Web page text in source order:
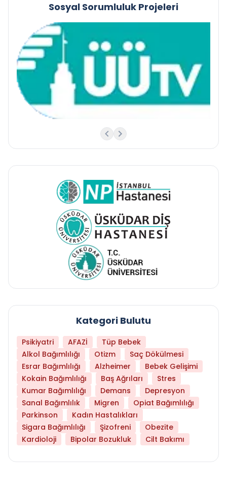
Sosyal Sorumluluk Projeleri
Kategori Bulutu
Psikiyatri AFAZİ
Tüp Bebek
Alkol Bağımlılığı
Otizm
Saç Dökülmesi
Esrar Bağımlılığı
Alzheimer
Bebek Gelişimi
Kokain Bağımlılığı
Baş Ağrıları
Stres
Kumar Bağımlılığı
Demans
Depresyon
Sanal Bağımlılık
Migren
Opiat Bağımlılığı
Parkinson
Kadın Hastalıkları
Sigara Bağımlılığı
Şizofreni
Obezite
Kardioloji
Bipolar Bozukluk Cilt Bakımı